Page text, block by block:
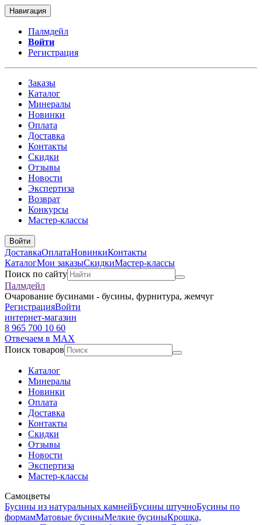
Навигация
Палмдейл
Войти
Регистрация
Заказы
Каталог
Минералы
Новинки
Оплата
Доставка
Контакты
Скидки
Отзывы
Новости
Экспертиза
Возврат
Конкурсы
Мастер-классы
Войти
ДоставкаОплатаНовинкиКонтакты
КаталогМои заказыСкидкиМастер-классы
Поиск по сайту
Палмдейл
Очарование бусинами - бусины, фурнитура, жемчуг
РегистрацияВойти
интернет-магазин
8 965 700 10 60
Отвечаем в MAX
Поиск товаров
Каталог
Минералы
Новинки
Оплата
Доставка
Контакты
Скидки
Отзывы
Новости
Экспертиза
Мастер-классы
Самоцветы
Бусины из натуральных камнейБусины штучноБусины по
формамМатовые бусиныМелкие бусиныКрошка,